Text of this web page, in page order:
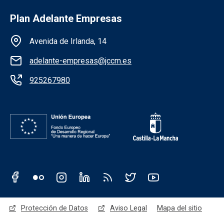
Plan Adelante Empresas
Información de la institución
Avenida de Irlanda, 14
adelante-empresas@jccm.es
925267980
Redes sociales JCCM
Menú legal
Protección de Datos Aviso Legal Mapa del sitio